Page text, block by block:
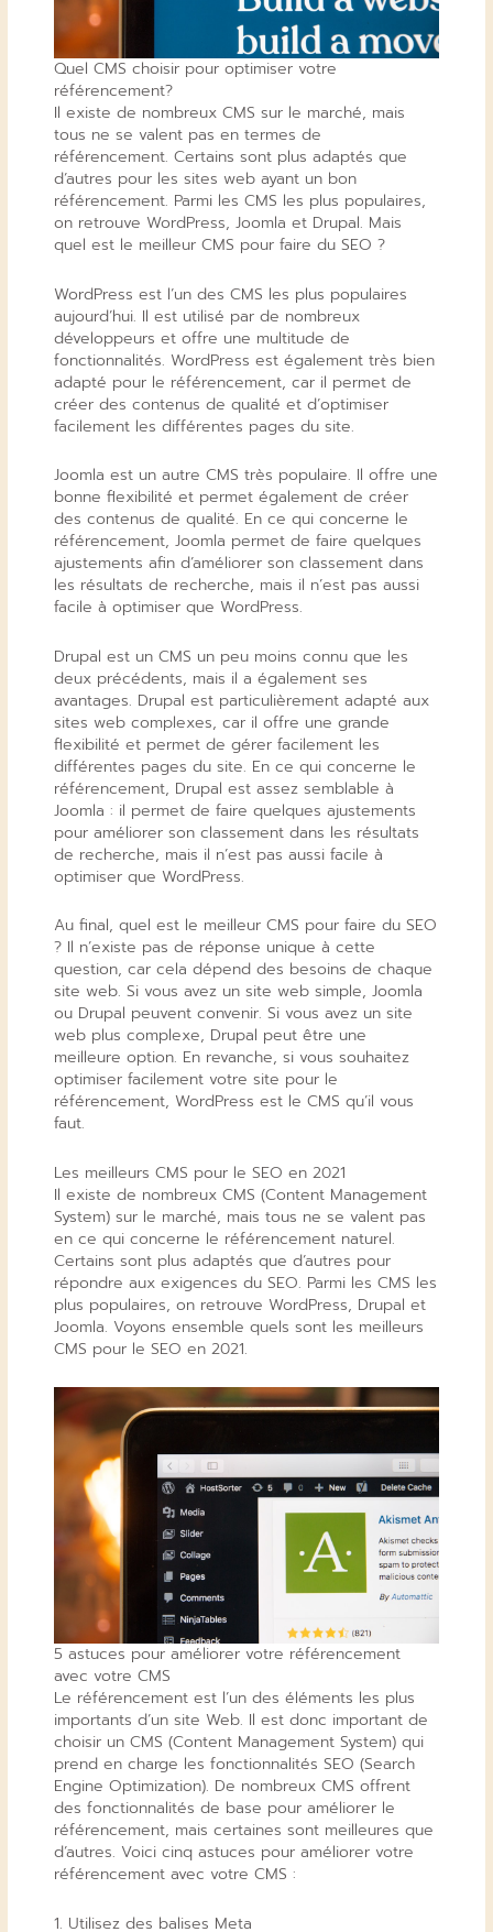
Quel CMS choisir pour optimiser votre
référencement?
Il existe de nombreux CMS sur le marché, mais
tous ne se valent pas en termes de
référencement. Certains sont plus adaptés que
d’autres pour les sites web ayant un bon
référencement. Parmi les CMS les plus populaires,
on retrouve WordPress, Joomla et Drupal. Mais
quel est le meilleur CMS pour faire du SEO ?
WordPress est l’un des CMS les plus populaires
aujourd’hui. Il est utilisé par de nombreux
développeurs et offre une multitude de
fonctionnalités. WordPress est également très bien
adapté pour le référencement, car il permet de
créer des contenus de qualité et d’optimiser
facilement les différentes pages du site.
Joomla est un autre CMS très populaire. Il offre une
bonne flexibilité et permet également de créer
des contenus de qualité. En ce qui concerne le
référencement, Joomla permet de faire quelques
ajustements afin d’améliorer son classement dans
les résultats de recherche, mais il n’est pas aussi
facile à optimiser que WordPress.
Drupal est un CMS un peu moins connu que les
deux précédents, mais il a également ses
avantages. Drupal est particulièrement adapté aux
sites web complexes, car il offre une grande
flexibilité et permet de gérer facilement les
différentes pages du site. En ce qui concerne le
référencement, Drupal est assez semblable à
Joomla : il permet de faire quelques ajustements
pour améliorer son classement dans les résultats
de recherche, mais il n’est pas aussi facile à
optimiser que WordPress.
Au final, quel est le meilleur CMS pour faire du SEO
? Il n’existe pas de réponse unique à cette
question, car cela dépend des besoins de chaque
site web. Si vous avez un site web simple, Joomla
ou Drupal peuvent convenir. Si vous avez un site
web plus complexe, Drupal peut être une
meilleure option. En revanche, si vous souhaitez
optimiser facilement votre site pour le
référencement, WordPress est le CMS qu’il vous
faut.
Les meilleurs CMS pour le SEO en 2021
Il existe de nombreux CMS (Content Management
System) sur le marché, mais tous ne se valent pas
en ce qui concerne le référencement naturel.
Certains sont plus adaptés que d’autres pour
répondre aux exigences du SEO. Parmi les CMS les
plus populaires, on retrouve WordPress, Drupal et
Joomla. Voyons ensemble quels sont les meilleurs
CMS pour le SEO en 2021.
5 astuces pour améliorer votre référencement
avec votre CMS
Le référencement est l’un des éléments les plus
importants d’un site Web. Il est donc important de
choisir un CMS (Content Management System) qui
prend en charge les fonctionnalités SEO (Search
Engine Optimization). De nombreux CMS offrent
des fonctionnalités de base pour améliorer le
référencement, mais certaines sont meilleures que
d’autres. Voici cinq astuces pour améliorer votre
référencement avec votre CMS :
1. Utilisez des balises Meta